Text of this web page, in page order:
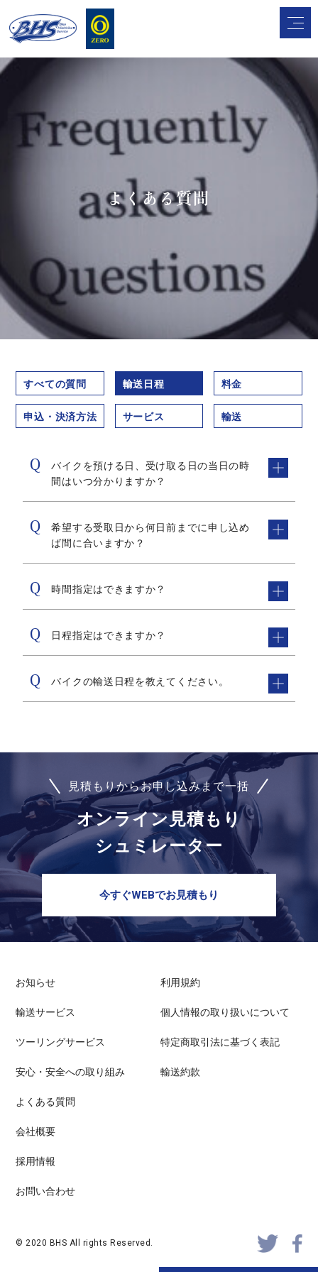
よくある質問
すべての質問 輸送日程 料金
申込・決済方法 サービス 輸送
バイクを預ける日、受け取る日の当日の時
間はいつ分かりますか？
希望する受取日から何日前までに申し込め
ば間に合いますか？
時間指定はできますか？
日程指定はできますか？
バイクの輸送日程を教えてください。
見積もりからお申し込みまで一括
オンライン見積もり
シュミレーター
今すぐWEBでお見積もり
お知らせ
輸送サービス
ツーリングサービス
安心・安全への取り組み
よくある質問
会社概要
採用情報
お問い合わせ
利用規約
個人情報の取り扱いについて
特定商取引法に基づく表記
輸送約款
© 2020 BHS All rights Reserved.